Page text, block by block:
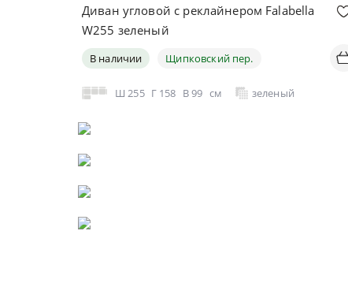
Диван угловой с реклайнером Falabella
W255 зеленый
В наличии Щипковский пер.
Ш 255 Г 158 В99 см зеленый